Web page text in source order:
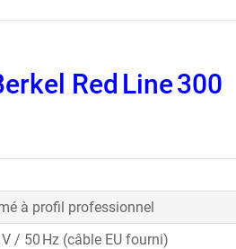
Red Line 300
à profil professionnel
/ 50 Hz (câble EU fourni)